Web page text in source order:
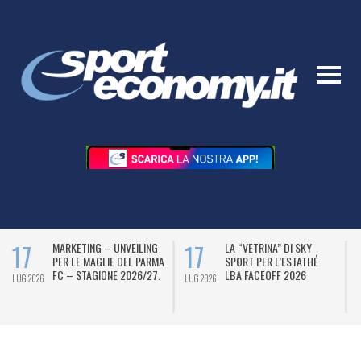
17
LUG 2026
MARKETING – UNVEILING
PER LE MAGLIE DEL PARMA
FC – STAGIONE 2026/27.
17
LUG 2026
LA “VETRINA” DI SKY
SPORT PER L’ESTATHÉ
LBA FACEOFF 2026